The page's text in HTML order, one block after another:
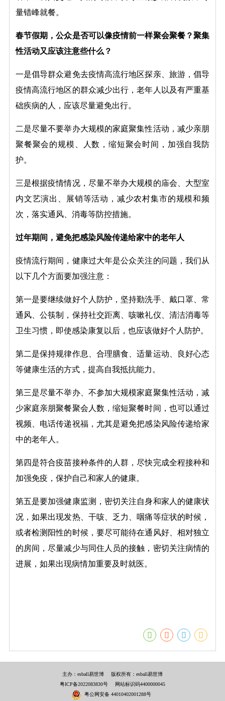
量错峰就餐。
春节假期，公众是否可以像疫情前一样聚会聚餐？聚集
性活动又应该注意些什么？
一是倡导群众避免去疫情高流行地区探亲、旅游，倡导
疫情高流行地区的群众减少出行，老年人以及有严重基
础疾病的人，应该尽量避免出行。
二是尽量不要举办大规模的家庭聚集性活动，减少亲朋
聚餐聚会的规模、人数，缩短聚会时间，加强自我防
护。
三是根据疫情情况，尽量不举办大规模的庙会、大型室
内文艺演出、展销等活动，减少农村集市的规模和频
次，落实通风、消毒等防控措施。
过年期间，避免把感染风险传递给家中的老年人
疫情流行期间，健康过大年是公众关注的问题，我们从
以下几个方面要加强注意：
第一是要继续做好个人防护，坚持勤洗手、戴口罩、常
通风、公筷制，保持社交距离、咳嗽礼仪、清洁消毒等
卫生习惯，即使感染康复以后，也应该做好个人防护。
第二是保持规律作息、合理膳食、适量运动、良好心态
等健康生活的方式，提高自我抵抗能力。
第三是尽量不举办、不参加大规模家庭聚集性活动，减
少家庭亲朋聚餐聚会人数，缩短聚餐时间，也可以通过
视频、电话传递祝福，尤其是避免把感染风险传递给家
中的老年人。
第四是符合疫苗接种条件的人群，尽快完成全程接种和
加强免疫，保护自己和家人的健康。
第五是要加强健康监测，密切关注自身和家人的健康状
况，如果出现发热、干咳、乏力、咽痛等症状的时候，
或者检测阳性的时候，要尽可能待在通风好、相对独立
的房间，尽量减少与同住人员的接触，密切关注病情的
进展，如果出现病情加重要及时就医。
主办：esball易世博
版权所有：esball易世博
粤ICP备2022083830号
网站标识码4400000045
粤公网安备 44010402001288号